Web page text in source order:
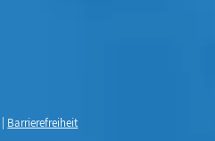
Barrierefreiheit